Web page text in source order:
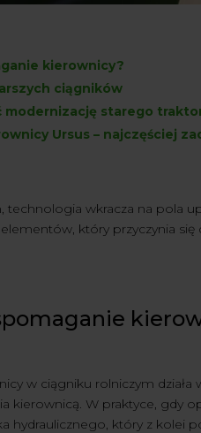
kierownicy?
ciągników
modernizację starego
Ursus – najczęściej
technologia wkracza na pola
który przyczynia
w ciągniku rolniczym
kierownicą. W praktyce, gdy
hydraulicznego, który z kolei